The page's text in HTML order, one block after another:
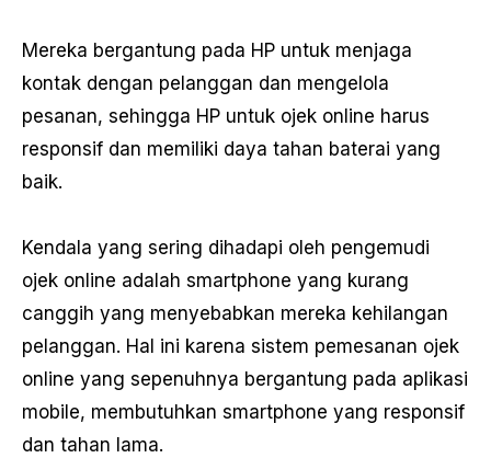
Mereka bergantung pada HP untuk menjaga
kontak dengan pelanggan dan mengelola
pesanan, sehingga HP untuk ojek online harus
responsif dan memiliki daya tahan baterai yang
baik.
Kendala yang sering dihadapi oleh pengemudi
ojek online adalah smartphone yang kurang
canggih yang menyebabkan mereka kehilangan
pelanggan. Hal ini karena sistem pemesanan ojek
online yang sepenuhnya bergantung pada aplikasi
mobile, membutuhkan smartphone yang responsif
dan tahan lama.